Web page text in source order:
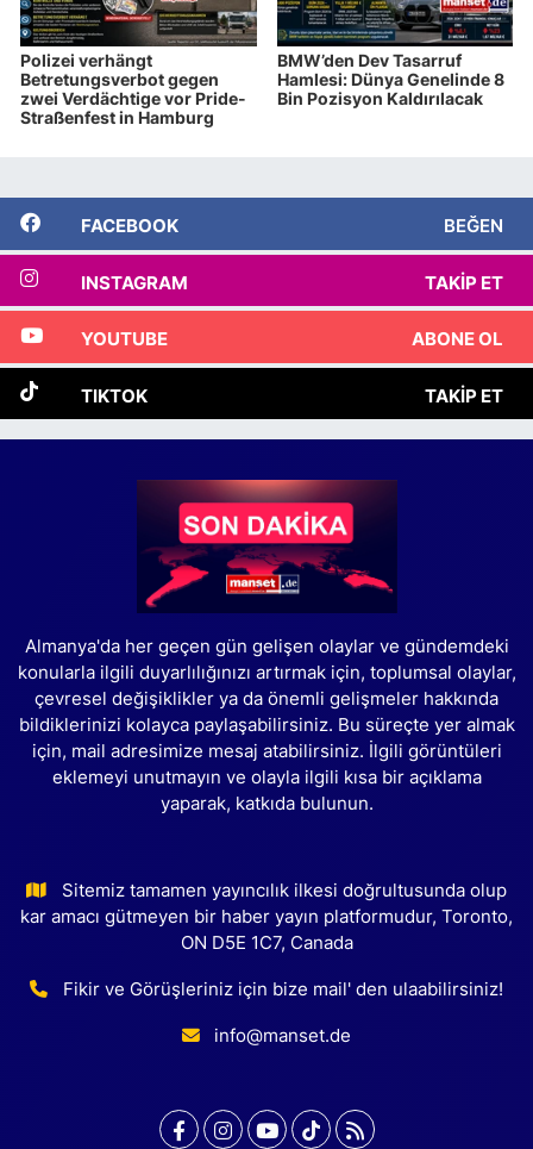
Polizei verhängt
Betretungsverbot gegen
zwei Verdächtige vor Pride-
Straßenfest in Hamburg
BMW’den Dev Tasarruf
Hamlesi: Dünya Genelinde 8
Bin Pozisyon Kaldırılacak
FACEBOOK BEĞEN
INSTAGRAM TAKIP ET
YOUTUBE ABONE OL
TIKTOK TAKIP ET
Almanya'da her geçen gün gelişen olaylar ve gündemdeki
konularla ilgili duyarlılığınızı artırmak için, toplumsal olaylar,
çevresel değişiklikler ya da önemli gelişmeler hakkında
bildiklerinizi kolayca paylaşabilirsiniz. Bu süreçte yer almak
için, mail adresimize mesaj atabilirsiniz. İlgili görüntüleri
eklemeyi unutmayın ve olayla ilgili kısa bir açıklama
yaparak, katkıda bulunun.
Sitemiz tamamen yayıncılık ilkesi doğrultusunda olup
kar amacı gütmeyen bir haber yayın platformudur, Toronto,
ON D5E 1C7, Canada
Fikir ve Görüşleriniz için bize mail' den ulaabilirsiniz!
info@manset.de